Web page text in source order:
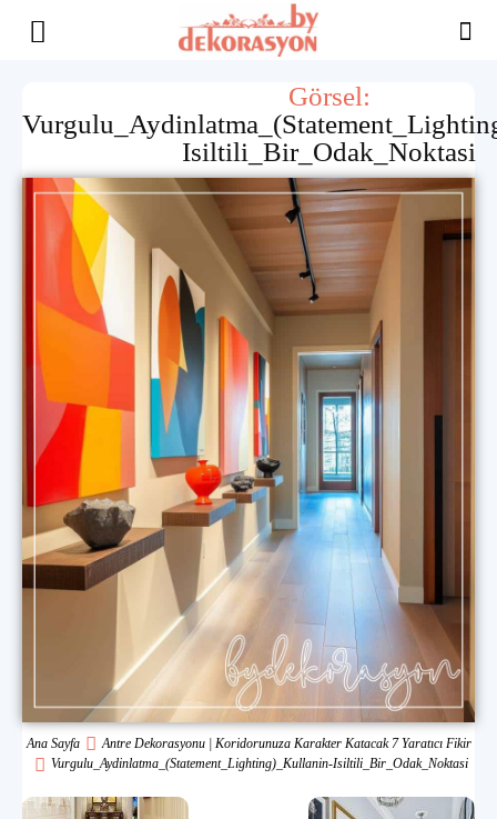
Yaşam
Alanınıza
Görsel:
Isiltili_Bir_Odak_Noktasi
Ana Sayfa
Antre Dekorasyonu | Koridorunuza Karakter Katacak 7 Yaratıcı Fikir
Vurgulu_Aydinlatma_(Statement_Lighting)_Kullanin-Isiltili_Bir_Odak_Noktasi